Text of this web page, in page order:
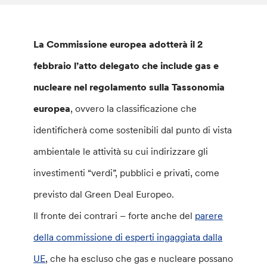
La Commissione europea adotterà il 2
febbraio l’atto delegato che include gas e
nucleare nel regolamento sulla Tassonomia
europea, ovvero la classificazione che
identificherà come sostenibili dal punto di vista
ambientale le attività su cui indirizzare gli
investimenti “verdi”, pubblici e privati, come
previsto dal Green Deal Europeo.
Il fronte dei contrari – forte anche del parere
della commissione di esperti ingaggiata dalla
UE, che ha escluso che gas e nucleare possano